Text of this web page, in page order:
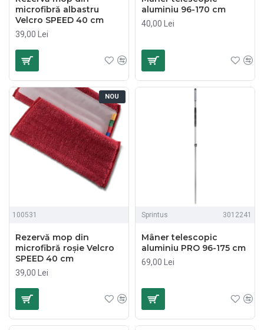
microfibră albastru
Velcro SPEED 40 cm
39,00 Lei
aluminiu 96-170 cm
40,00 Lei
NOU
100531
Rezervă mop din
microfibră roșie Velcro
SPEED 40 cm
39,00 Lei
Sprintus 3012241
Mâner telescopic
aluminiu PRO 96-175 cm
69,00 Lei